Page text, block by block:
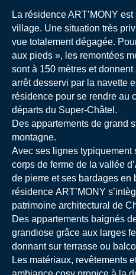
La résidence ART’MONY
village. Une situation très
vue totalement dégagée.
aux pieds », les remontées
sont à 150 mètres et donnent
arrêt desservi par la navette
résidence pour se rendre au
départs du Super-Châtel.
Des appartements de grand
montagne.
Avec ses lignes typiquement
corps de ferme de la vallée
de pierre et ses bardages en
résidence ART’MONY
patrimoine architectural de
Des appartements baignés
grandiose grâce aux larges
donnant sur terrasse ou
Les matériaux, revêtements